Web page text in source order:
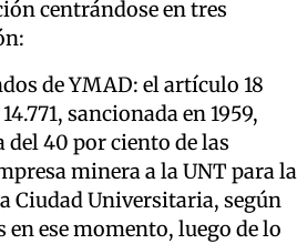
centrándose en tres
de YMAD: el artículo 18
sancionada en 1959,
del 40 por ciento de las
minera a la UNT para la
Ciudad Universitaria, según
en ese momento, luego de lo